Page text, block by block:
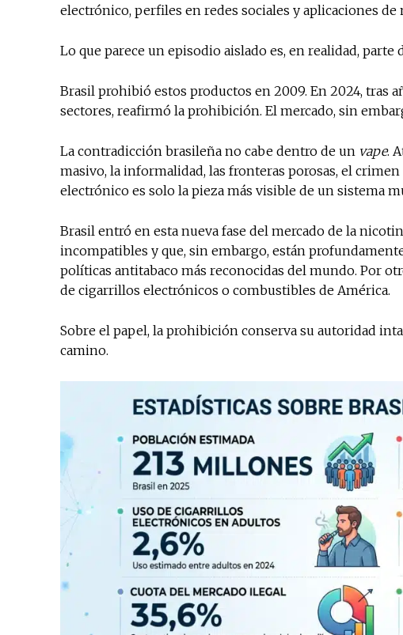
electrónico, perfiles en redes sociales y aplicaciones de
Lo que parece un episodio aislado es, en realidad,
Brasil prohibió estos productos en 2009. En 2024, tras
sectores, reafirmó la prohibición. El mercado, sin
La contradicción brasileña no cabe dentro de un vape.
masivo, la informalidad, las fronteras porosas, el
electrónico es solo la pieza más visible de un sistema
Brasil entró en esta nueva fase del mercado de la
incompatibles y que, sin embargo, están
políticas antitabaco más reconocidas del mundo. Por
de cigarrillos electrónicos o combustibles de América.
Sobre el papel, la prohibición conserva su autoridad
camino.